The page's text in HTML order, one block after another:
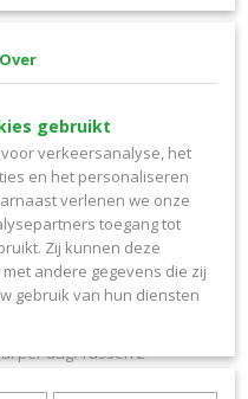
heeft ondergaan,
middel te gebruiken.
mg/ml bevat per ml 0,5 mg
natriumchloride en
per dag. Tussen 2
8 tot
Over
gebruikt
verkeersanalyse, het
en het personaliseren
verlenen we onze
toegang tot
Zij kunnen deze
andere gegevens die zij
gebruik van hun diensten